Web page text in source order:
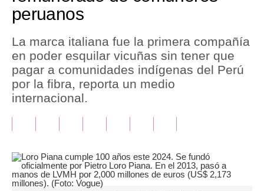
Perú
Política
Tu Dinero
Finanzas Personales
Plus G
Opinión
Editorial
peruanos
La marca italiana fue la primera compañía
en poder esquilar vicuñas sin tener que
pagar a comunidades indígenas del Perú
por la fibra, reporta un medio
internacional.